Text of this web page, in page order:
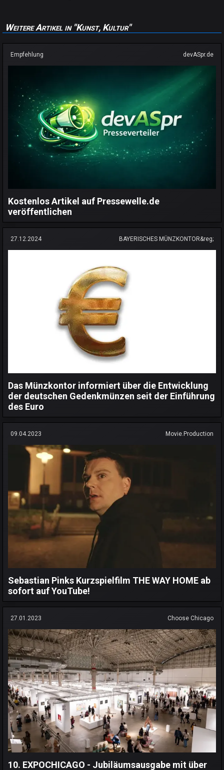
Weitere Artikel in "Kunst, Kultur"
Empfehlung devASpr.de
Kostenlos Artikel auf Pressewelle.de
veröffentlichen
27.12.2024 BAYERISCHES MÜNZKONTOR&reg;
Das Münzkontor informiert über die Entwicklung
der deutschen Gedenkmünzen seit der Einführung
des Euro
09.04.2023 Movie.Production
Sebastian Pinks Kurzspielfilm THE WAY HOME ab
sofort auf YouTube!
27.01.2023 Choose Chicago
10. EXPOCHICAGO - Jubiläumsausgabe mit über